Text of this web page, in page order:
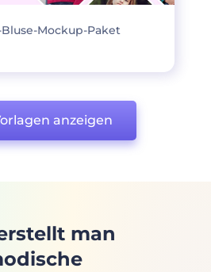
Mockup-Paket
anzeigen
man